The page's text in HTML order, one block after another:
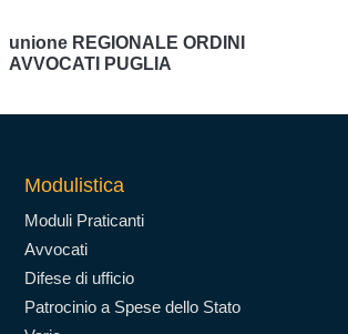
unione REGIONALE ORDINI
AVVOCATI PUGLIA
Modulistica
Moduli Praticanti
Avvocati
Difese di ufficio
Patrocinio a Spese dello Stato